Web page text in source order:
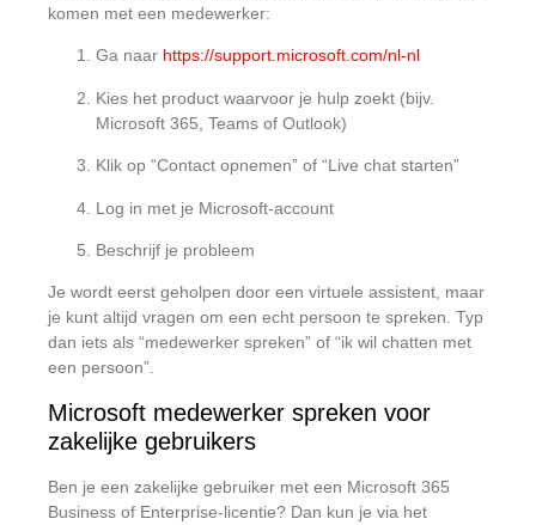
komen met een medewerker:
Ga naar https://support.microsoft.com/nl-nl
Kies het product waarvoor je hulp zoekt (bijv.
Microsoft 365, Teams of Outlook)
Klik op “Contact opnemen” of “Live chat starten”
Log in met je Microsoft-account
Beschrijf je probleem
Je wordt eerst geholpen door een virtuele assistent, maar
je kunt altijd vragen om een echt persoon te spreken. Typ
dan iets als “medewerker spreken” of “ik wil chatten met
een persoon”.
Microsoft medewerker spreken voor
zakelijke gebruikers
Ben je een zakelijke gebruiker met een Microsoft 365
Business of Enterprise-licentie? Dan kun je via het